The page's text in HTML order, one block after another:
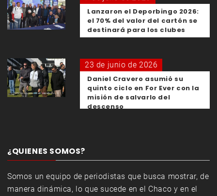
Lanzaron el Deporbingo 2026:
el 70% del valor del cartón se
destinará para los clubes
23 de junio de 2026
Daniel Cravero asumió su
quinto ciclo en For Ever con la
misión de salvarlo del
descenso
¿QUIENES SOMOS?
Somos un equipo de periodistas que busca mostrar, de
manera dinámica, lo que sucede en el Chaco y en el